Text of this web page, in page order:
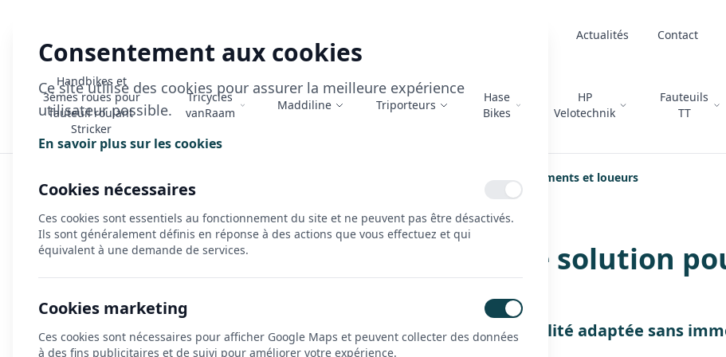
Actualités Contact
Handbikes et
3èmes roues pour
fauteuil roulant
Stricker
Tricycles
vanRaam
Maddiline Triporteurs
Hase
Bikes
HP
Velotechnik
Fauteuils
TT
Financement de vélos adaptés : une solution pour entreprises, établissements et loueurs
Publié le 24/02/2026
Financement de vélos adaptés : une solution
établissements et loueurs
Avec notre partenariat LOCAM, équipez votre structure en mobilité adaptée sans
Consentement aux cookies
Ce site utilise des cookies pour assurer la meilleure expérience
utilisateur possible.
En savoir plus sur les cookies
Cookies nécessaires
Ces cookies sont essentiels au fonctionnement du site et ne peuvent pas être désactivés.
Ils sont généralement définis en réponse à des actions que vous effectuez et qui
équivalent à une demande de services.
Cookies marketing
Ces cookies sont nécessaires pour afficher Google Maps et peuvent collecter des données
à des fins publicitaires et de suivi pour améliorer votre expérience.